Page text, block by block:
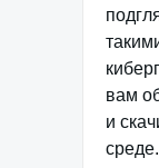
вам
и
среде.